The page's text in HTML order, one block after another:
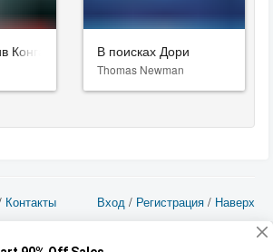
Конга В поисках Дори
Thomas Newman
Вход / Регистрация / Наверх
Контакты